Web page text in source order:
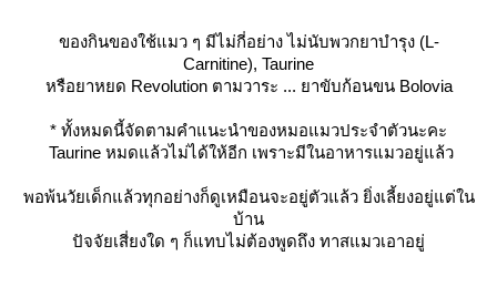
ของกินของใช้แมว ๆ มีไม่กี่อย่าง ไม่นับพวกยาบำรุง (L-
Carnitine), Taurine
หรือยาหยด Revolution ตามวาระ ... ยาขับก้อนขน Bolovia
* ทั้งหมดนี้จัดตามคำแนะนำของหมอแมวประจำตัวนะคะ
Taurine หมดแล้วไม่ได้ให้อีก เพราะมีในอาหารแมวอยู่แล้ว
พอพ้นวัยเด็กแล้วทุกอย่างก็ดูเหมือนจะอยู่ตัวแล้ว ยิ่งเลี้ยงอยู่แต่ใน
บ้าน
ปัจจัยเสี่ยงใด ๆ ก็แทบไม่ต้องพูดถึง ทาสแมวเอาอยู่